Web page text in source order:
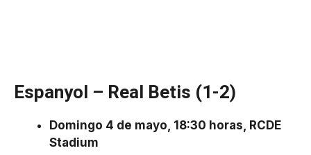
Espanyol – Real Betis (1-2)
Domingo 4 de mayo, 18:30 horas, RCDE
Stadium